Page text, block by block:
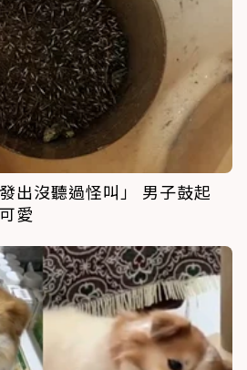
出沒聽過怪叫」 男子鼓起
愛